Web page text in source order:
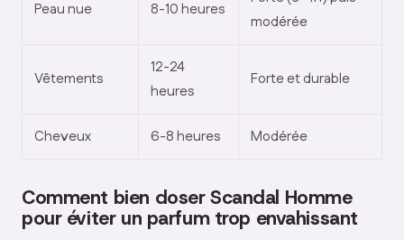
Peau nue 8-10 heures
modérée
Vêtements
12-24
heures
Forte et durable
Cheveux 6-8 heures Modérée
Comment bien doser Scandal Homme
pour éviter un parfum trop envahissant